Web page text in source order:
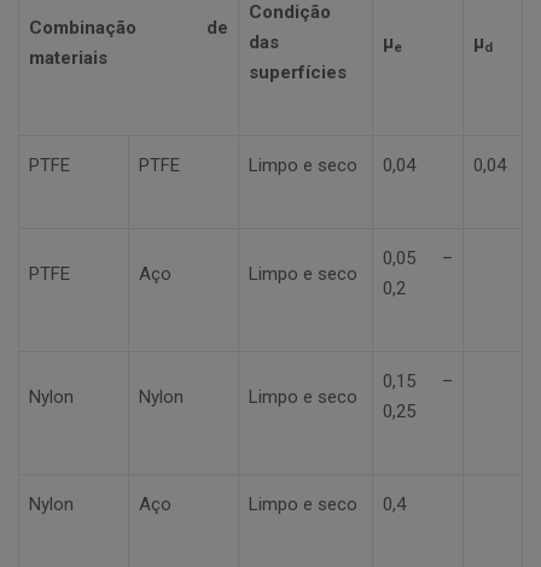
Combinação de
materiais
Condição
das
superfícies
µe µd
PTFE PTFE Limpo e seco 0,04 0,04
PTFE Aço Limpo e seco
0,05 –
0,2
Nylon Nylon Limpo e seco
0,15 –
0,25
Nylon Aço Limpo e seco 0,4